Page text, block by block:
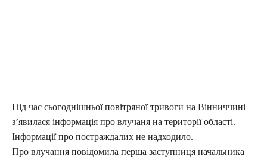
Під час сьогоднішньої повітряної тривоги на Вінниччині
з’явилася інформація про влучаня на території області.
Інформації про постраждалих не надходило.
Про влучання повідомила перша заступниця начальника